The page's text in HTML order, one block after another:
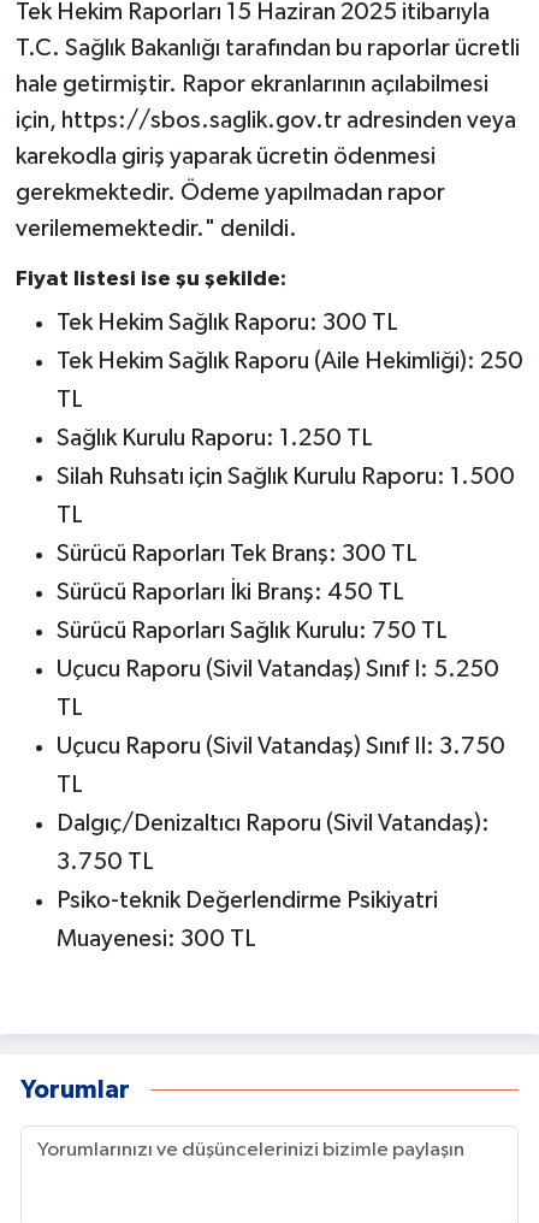
Tek Hekim Raporları 15 Haziran 2025 itibarıyla
T.C. Sağlık Bakanlığı tarafından bu raporlar ücretli
hale getirmiştir. Rapor ekranlarının açılabilmesi
için, https://sbos.saglik.gov.tr adresinden veya
karekodla giriş yaparak ücretin ödenmesi
gerekmektedir. Ödeme yapılmadan rapor
verilememektedir." denildi.
Fiyat listesi ise şu şekilde:
Tek Hekim Sağlık Raporu: 300 TL
Tek Hekim Sağlık Raporu (Aile Hekimliği): 250
TL
Sağlık Kurulu Raporu: 1.250 TL
Silah Ruhsatı için Sağlık Kurulu Raporu: 1.500
TL
Sürücü Raporları Tek Branş: 300 TL
Sürücü Raporları İki Branş: 450 TL
Sürücü Raporları Sağlık Kurulu: 750 TL
Uçucu Raporu (Sivil Vatandaş) Sınıf I: 5.250
TL
Uçucu Raporu (Sivil Vatandaş) Sınıf II: 3.750
TL
Dalgıç/Denizaltıcı Raporu (Sivil Vatandaş):
3.750 TL
Psiko-teknik Değerlendirme Psikiyatri
Muayenesi: 300 TL
Yorumlar